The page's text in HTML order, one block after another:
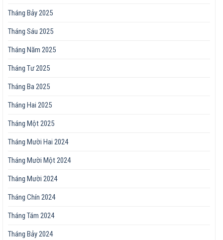
Tháng Bảy 2025
Tháng Sáu 2025
Tháng Năm 2025
Tháng Tư 2025
Tháng Ba 2025
Tháng Hai 2025
Tháng Một 2025
Tháng Mười Hai 2024
Tháng Mười Một 2024
Tháng Mười 2024
Tháng Chín 2024
Tháng Tám 2024
Tháng Bảy 2024